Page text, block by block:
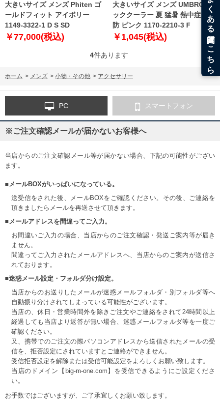
大きいサイズ メンズ Phiten ゴ
ールドフィット アイボリー
1149-3322-1 D S SD
￥77,000(税込)
大きいサイズ メンズ UMBRO ネ
ッククーラー 夏 猛暑 熱中症 予
防 ピンク 1170-2210-3 F
￥1,045(税込)
4件あります
ホーム > メンズ > 小物・その他 > アクセサリー
PC スマートフォン
※ご注文確認メールが届かないお客様へ
当店からのご注文確認メール等が届かない場合、下記の可能性がござい
ます。
■メールBOXがいっぱいになっている。
送受信をされた後、メールBOXをご確認ください。その後、ご連絡を
頂きましたらメールを再送させて頂きます。
■メールアドレスを間違ってご入力。
お間違いご入力の場合、当店からのご注文確認・発送ご案内等が届き
ません。
間違ってご入力されたメールアドレスへ、当店からのご案内が送信さ
れております。
■迷惑メール設定・フォルダ分け設定。
当店からのお送りしたメールが迷惑メールフォルダ・別フォルダ等へ
自動振り分けされてしまっている可能性がございます。
当店の、休日・営業時間外を除きご注文やご連絡をされて24時間以上
経過しても当店より返答が無い場合、迷惑メールフォルダ等を一度ご
確認ください。
又、携帯でのご注文の際パソコンアドレスから送信されたメールの受
信を、拒否設定にされていますとご連絡ができません。
受信拒否設定を解除または受信可能設定をよろしくお願い致します。
当店のドメイン【big-m-one.com】を受信できるようにご設定くださ
い。
お手数ではございますが、ご了承宜しくお願い致します。